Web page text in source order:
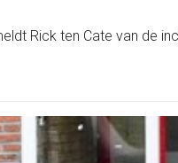
Rick ten Cate van de